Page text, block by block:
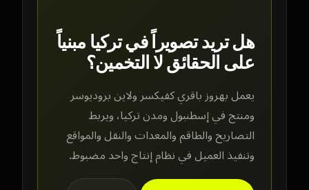
هل تريد تصويراً في تركيا مبنياً
على الحقائق لا التخمين؟
يعمل بهروز باقري كفيكسر ولاين بروديوسر
ومنتج في إسطنبول ومدن تركيا، ويربط
التصاريح والطاقم والمعدات والنقل والمواقع
وتنفيذ العميل في نظام إنتاج واحد مضبوط.